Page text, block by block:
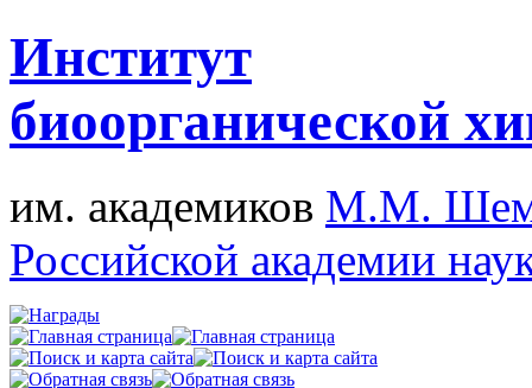
Институт
биоорганической
им. академиков М.М.
Российской академии